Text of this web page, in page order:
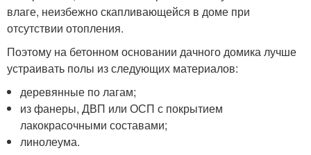
влаге, неизбежно скапливающейся в доме при
отсутствии отопления.
Поэтому на бетонном основании дачного домика лучше
устраивать полы из следующих материалов:
деревянные по лагам;
из фанеры, ДВП или ОСП с покрытием
лакокрасочными составами;
линолеума.